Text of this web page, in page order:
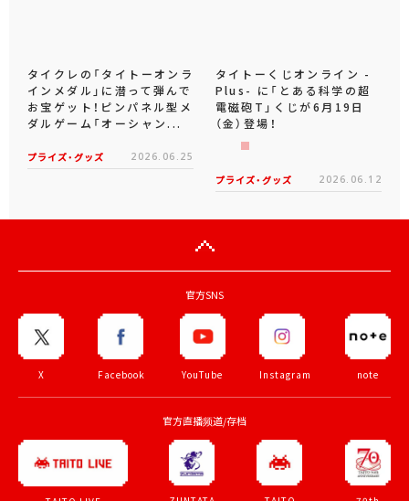
タイクレの「タイトーオンラ
インメダル」に潜って弾んで
お宝ゲット！ピンパネル型メ
ダルゲーム「オーシャン...
プライズ・グッズ 2026.06.25
タイトーくじオンライン -
Plus- に「とある科学の超
電磁砲T」くじが6月19日
（金）登場！
プライズ・グッズ 2026.06.12
官方SNS
X Facebook YouTube Instagram note
官方直播频道/存档